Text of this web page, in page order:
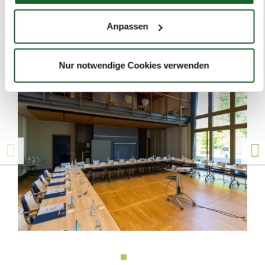
Informationen über Ihre geografische Lage
erfassen, welche bis auf einige Meter genau sein
können
Erfahren Sie mehr darüber, wie Ihre persönlichen Daten
verarbeitet werden, und legen Sie Ihre Präferenzen im
Abschnitt Einzelheiten
Wir verwenden Cookies, um Inhalte und Anzeigen zu
personalisieren, Funktionen für soziale Medien anbieten
zu können und die Zugriffe auf unsere Website zu
analysieren. Außerdem geben wir Informationen zu Ihrer
Verwendung unserer Website an unsere Partner für
soziale Medien, Werbung und Analysen weiter. Unsere
weiteren Daten zusammen, die Sie ihnen bereitgestellt
Anpassen
Nur notwendige Cookies verwenden
ADBW-Sitzung beigetragen haben.